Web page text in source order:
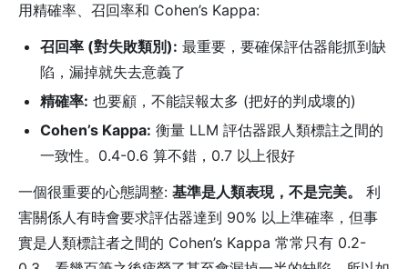
用精確率、召回率和 Cohen’s Kappa:
召回率 (對失敗類別): 最重要，要確保評估器能抓到缺
陷，漏掉就失去意義了
精確率: 也要顧，不能誤報太多 (把好的判成壞的)
Cohen’s Kappa: 衡量 LLM 評估器跟人類標註之間的
一致性。0.4-0.6 算不錯，0.7 以上很好
一個很重要的心態調整: 基準是人類表現，不是完美。
利
害關係人有時會要求評估器達到 90% 以上準確率，但事
實是人類標註者之間的 Cohen’s Kappa 常常只有 0.2-